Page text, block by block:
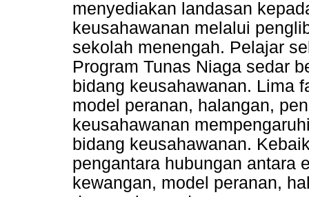
menyediakan landasan
keusahawanan melalui
sekolah menengah. Pelajar
Program Tunas Niaga sedar
bidang keusahawanan. Lima
model peranan, halangan,
keusahawanan
bidang keusahawanan.
pengantara hubungan antara
kewangan, model peranan,